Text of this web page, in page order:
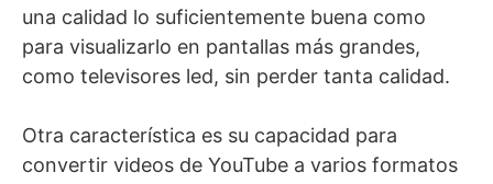
una calidad lo suficientemente buena como
para visualizarlo en pantallas más grandes,
como televisores led, sin perder tanta calidad.
Otra característica es su capacidad para
convertir videos de YouTube a varios formatos